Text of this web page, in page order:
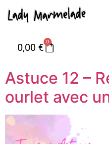
0,00 € 0
Astuce 12 –
ourlet avec